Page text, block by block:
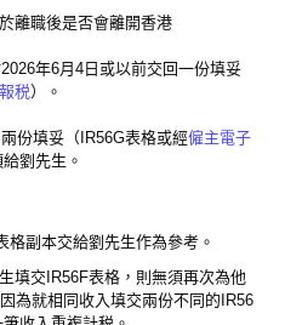
離職後是否會離開香港
年6月4日或以前交回一份填妥
税）。
份填妥（IR56G表格或經僱主電子
劉先生。
格副本交給劉先生作為參考。
填交IR56F表格，則無須再次為他
為就相同收入填交兩份不同的IR56